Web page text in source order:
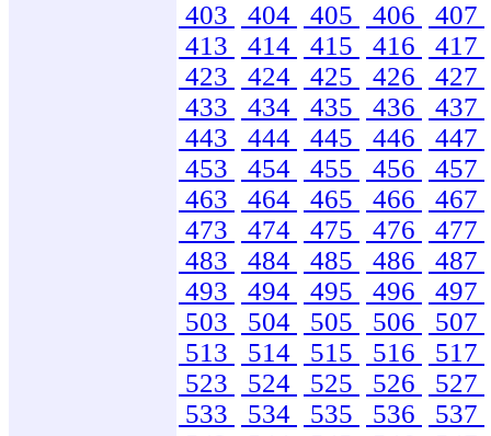
403
404 405 406
407
413
414 415 416
417
423
424 425 426
427
433
434 435 436
437
443
444 445 446
447
453
454 455 456
457
463
464 465 466
467
473
474 475 476
477
483
484 485 486
487
493
494 495 496
497
503
504 505 506
507
513
514 515 516
517
523
524 525 526
527
533
534 535 536
537